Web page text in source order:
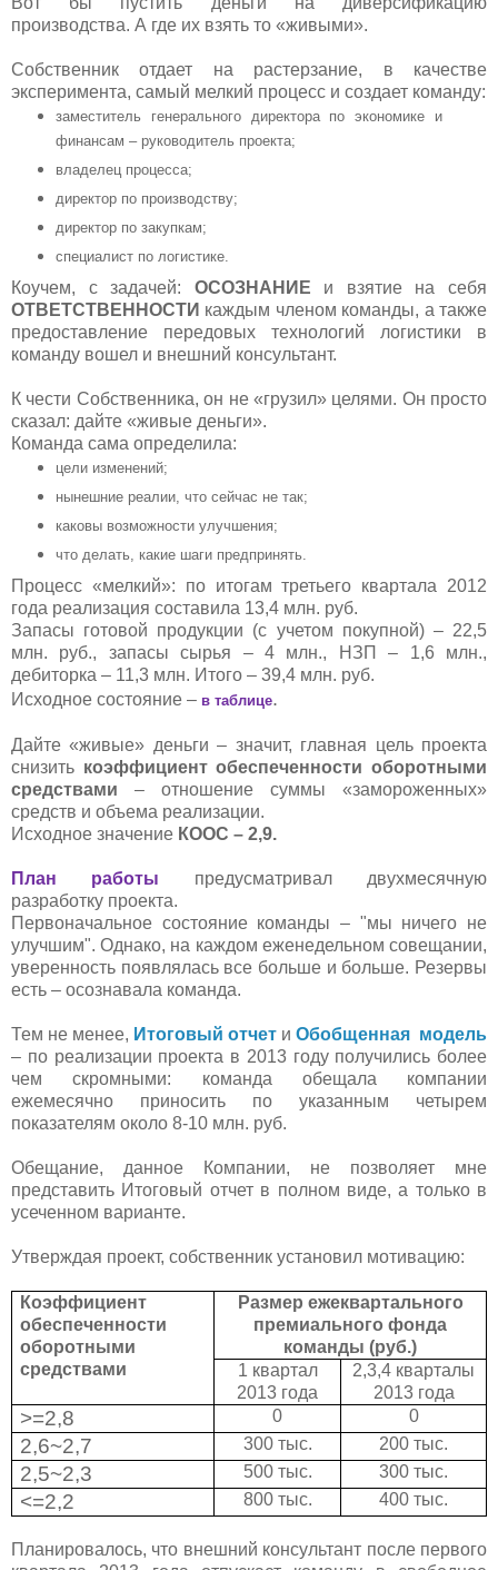
производства. А где их взять то «живыми».
Собственник отдает на растерзание, в качестве
эксперимента, самый мелкий процесс и создает команду:
заместитель генерального директора по экономике и
финансам – руководитель проекта;
владелец процесса;
директор по производству;
директор по закупкам;
специалист по логистике.
Коучем, с задачей: ОСОЗНАНИЕ и взятие на себя
ОТВЕТСТВЕННОСТИ каждым членом команды, а также
предоставление передовых технологий логистики в
команду вошел и внешний консультант.
К чести Собственника, он не «грузил» целями. Он просто
сказал: дайте «живые деньги».
Команда сама определила:
цели изменений;
нынешние реалии, что сейчас не так;
каковы возможности улучшения;
что делать, какие шаги предпринять.
Процесс «мелкий»: по итогам третьего квартала 2012
года реализация составила 13,4 млн. руб.
Запасы готовой продукции (с учетом покупной) – 22,5
млн. руб., запасы сырья – 4 млн., НЗП – 1,6 млн.,
дебиторка – 11,3 млн. Итого – 39,4 млн. руб.
Исходное состояние – в таблице.
Дайте «живые» деньги – значит, главная цель проекта
снизить коэффициент обеспеченности оборотными
средствами – отношение суммы «замороженных»
средств и объема реализации.
Исходное значение КООС – 2,9.
План работы предусматривал двухмесячную
разработку проекта.
Первоначальное состояние команды – "мы ничего не
улучшим". Однако, на каждом еженедельном совещании,
уверенность появлялась все больше и больше. Резервы
есть – осознавала команда.
Тем не менее, Итоговый отчет и Обобщенная модель
– по реализации проекта в 2013 году получились более
чем скромными: команда обещала компании
ежемесячно приносить по указанным четырем
показателям около 8-10 млн. руб.
Обещание, данное Компании, не позволяет мне
представить Итоговый отчет в полном виде, а только в
усеченном варианте.
Утверждая проект, собственник установил мотивацию:
Коэффициент
обеспеченности
оборотными
средствами
Размер ежеквартального
премиального фонда
команды (руб.)
1 квартал
2013 года
2,3,4 кварталы
2013 года
>=2,8 0 0
2,6~2,7 300 тыс. 200 тыс.
2,5~2,3 500 тыс. 300 тыс.
<=2,2 800 тыс. 400 тыс.
Планировалось, что внешний консультант после первого